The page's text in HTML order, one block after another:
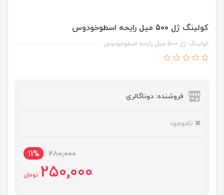
کولينگ ژل 500 ميل رايحه اسطوخودوس
کولينگ ژل 500 ميل رايحه اسطوخودوس
فروشنده: دوناگالری
ناموجود
280,000
11%
250,000 تومان